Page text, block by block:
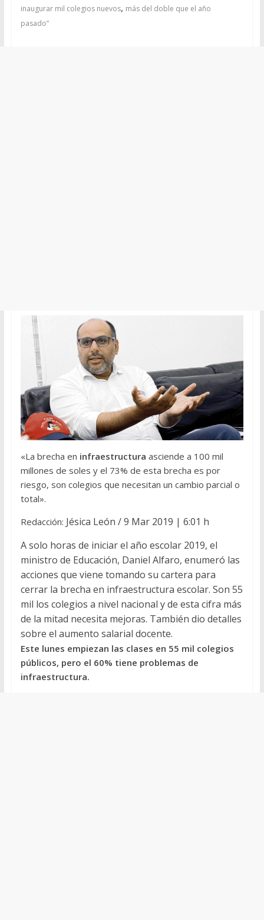
inaugurar mil colegios nuevos, más del doble que el año
pasado”
«La brecha en infraestructura asciende a 100 mil
millones de soles y el 73% de esta brecha es por
riesgo, son colegios que necesitan un cambio parcial o
total».
Redacción: Jésica León /9 Mar 2019 | 6:01 h
A solo horas de iniciar el año escolar 2019, el
ministro de Educación, Daniel Alfaro, enumeró las
acciones que viene tomando su cartera para
cerrar la brecha en infraestructura escolar. Son 55
mil los colegios a nivel nacional y de esta cifra más
de la mitad necesita mejoras. También dio detalles
sobre el aumento salarial docente.
Este lunes empiezan las clases en 55 mil colegios
públicos, pero el 60% tiene problemas de
infraestructura.